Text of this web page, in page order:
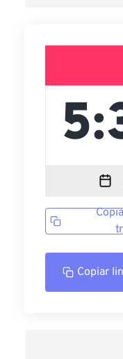
Copiar